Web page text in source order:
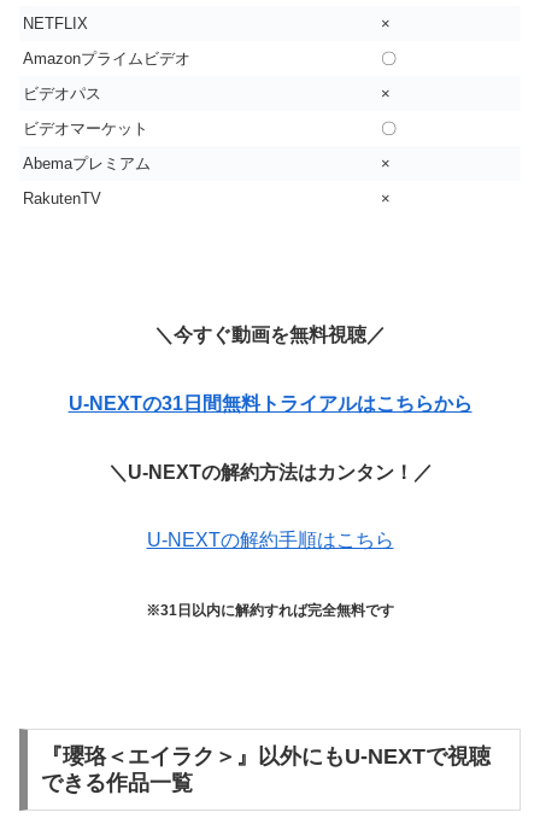
NETFLIX
×
Amazonプライムビデオ
〇
ビデオパス
×
ビデオマーケット
〇
Abemaプレミアム
×
RakutenTV
×
＼今すぐ動画を無料視聴／
U-NEXTの31日間無料トライアルはこちらから
＼U-NEXTの解約方法はカンタン！／
U-NEXTの解約手順はこちら
※31日以内に解約すれば完全無料です
『瓔珞＜エイラク＞』以外にもU-NEXTで視聴
できる作品一覧